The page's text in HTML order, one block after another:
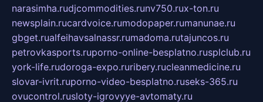
narasimha.rudjcommodities.runv750.rux-ton.ru
newsplain.rucardvoice.rumodopaper.rumanunae.ru
gbget.rualfeihavsalnassr.rumadoma.rutajuncos.ru
petrovkasports.ruporno-online-besplatno.rusplclub.ru
york-life.rudoroga-expo.ruribery.rucleanmedicine.ru
slovar-ivrit.ruporno-video-besplatno.ruseks-365.ru
ovucontrol.rusloty-igrovyye-avtomaty.ru